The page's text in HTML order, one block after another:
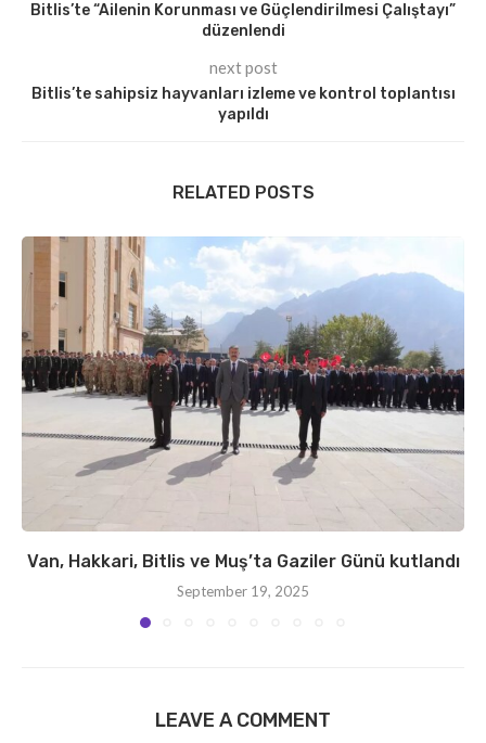
Bitlis’te “Ailenin Korunması ve Güçlendirilmesi Çalıştayı”
düzenlendi
next post
Bitlis’te sahipsiz hayvanları izleme ve kontrol toplantısı
yapıldı
RELATED POSTS
Van, Hakkari, Bitlis ve Muş’ta Gaziler Günü kutlandı
September 19, 2025
LEAVE A COMMENT